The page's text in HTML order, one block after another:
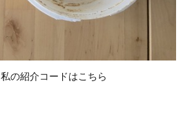
私の紹介コードはこちら